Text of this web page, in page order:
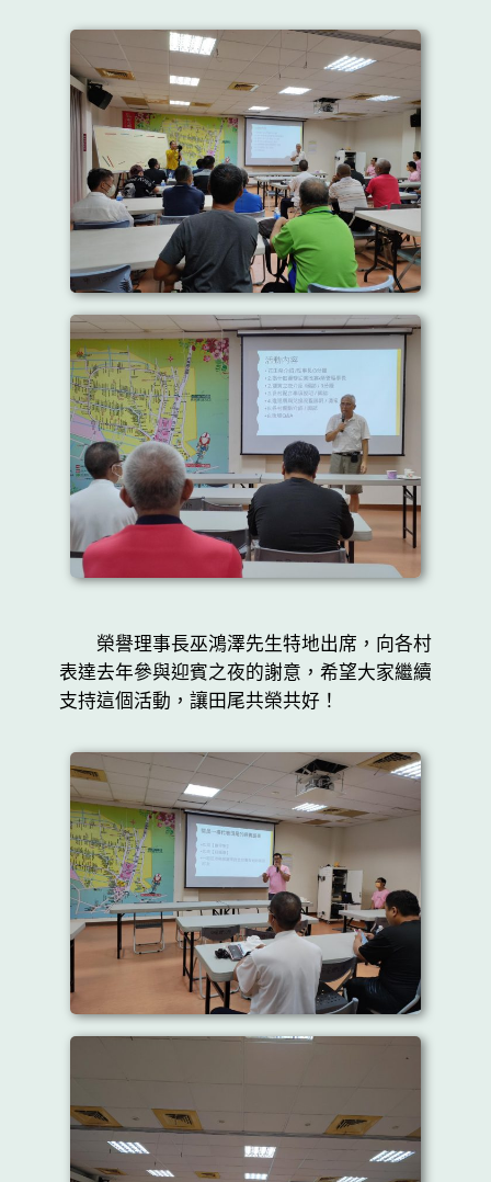
榮譽理事長巫鴻澤先生特地出席，向各村
表達去年參與迎賓之夜的謝意，希望大家繼續
支持這個活動，讓田尾共榮共好！